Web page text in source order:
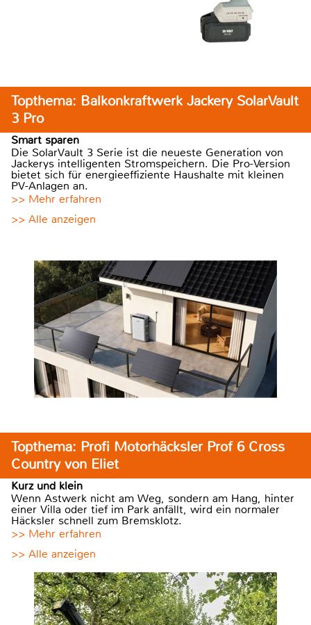
Topthema: Balkonkraftwerk Jackery SolarVault
3 Pro
Smart sparen
Die SolarVault 3 Serie ist die neueste Generation von
Jackerys intelligenten Stromspeichern. Die Pro-Version
bietet sich für energieeffiziente Haushalte mit kleinen
PV-Anlagen an.
>> Mehr erfahren
>> Alle anzeigen
Topthema: Profi Motorhäcksler Prof 6 Cross
Country von Eliet
Kurz und klein
Wenn Astwerk nicht am Weg, sondern am Hang, hinter
einer Villa oder tief im Park anfällt, wird ein normaler
Häcksler schnell zum Bremsklotz.
>> Mehr erfahren
>> Alle anzeigen